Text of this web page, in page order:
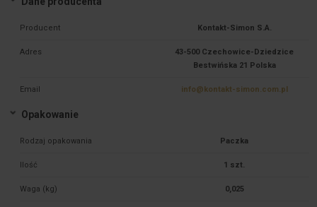
Producent Kontakt-Simon S.A.
Adres
43-500 Czechowice-Dziedzice
Bestwińska 21 Polska
Email info@kontakt-simon.com.pl
Opakowanie
Rodzaj opakowania Paczka
Ilość 1 szt.
Waga (kg) 0,025